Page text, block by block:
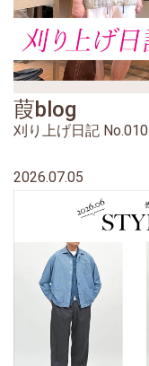
葭blog
刈り上げ日記 No.010
2026.07.05